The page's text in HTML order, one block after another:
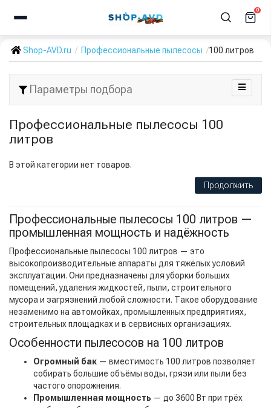
0
Shop-AVD.ru Профессиональные пылесосы 100 литров
Параметры подбора
Профессиональные пылесосы 100
литров
В этой категории нет товаров.
Продолжить
Профессиональные пылесосы 100 литров —
промышленная мощность и надёжность
Профессиональные пылесосы 100 литров — это
высокопроизводительные аппараты для тяжёлых условий
эксплуатации. Они предназначены для уборки больших
помещений, удаления жидкостей, пыли, строительного
мусора и загрязнений любой сложности. Такое оборудование
незаменимо на автомойках, промышленных предприятиях,
строительных площадках и в сервисных организациях.
Особенности пылесосов на 100 литров
Огромный бак — вместимость 100 литров позволяет
собирать большие объёмы воды, грязи или пыли без
частого опорожнения.
Промышленная мощность — до 3600 Вт при трёх